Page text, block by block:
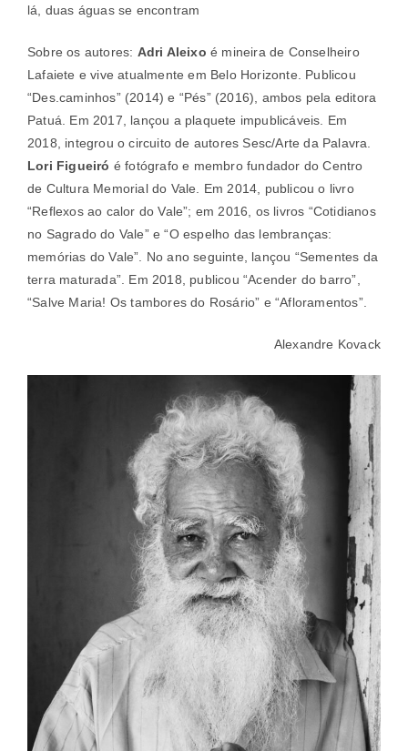
lá, duas águas se encontram
Sobre os autores: Adri Aleixo é mineira de Conselheiro
Lafaiete e vive atualmente em Belo Horizonte. Publicou
“Des.caminhos” (2014) e “Pés” (2016), ambos pela editora
Patuá. Em 2017, lançou a plaquete impublicáveis. Em
2018, integrou o circuito de autores Sesc/Arte da Palavra.
Lori Figueiró é fotógrafo e membro fundador do Centro
de Cultura Memorial do Vale. Em 2014, publicou o livro
“Reflexos ao calor do Vale”; em 2016, os livros “Cotidianos
no Sagrado do Vale” e “O espelho das lembranças:
memórias do Vale”. No ano seguinte, lançou “Sementes da
terra maturada”. Em 2018, publicou “Acender do barro”,
“Salve Maria! Os tambores do Rosário” e “Afloramentos”.
Alexandre Kovack